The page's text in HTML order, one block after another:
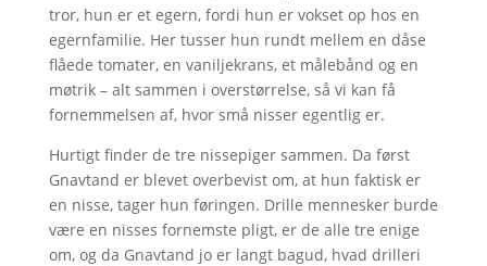
tror, hun er et egern, fordi hun er vokset op hos en
egernfamilie. Her tusser hun rundt mellem en dåse
flåede tomater, en vaniljekrans, et målebånd og en
møtrik – alt sammen i overstørrelse, så vi kan få
fornemmelsen af, hvor små nisser egentlig er.
Hurtigt finder de tre nissepiger sammen. Da først
Gnavtand er blevet overbevist om, at hun faktisk er
en nisse, tager hun føringen. Drille mennesker burde
være en nisses fornemste pligt, er de alle tre enige
om, og da Gnavtand jo er langt bagud, hvad drilleri